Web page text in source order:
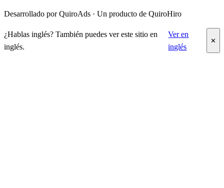
Desarrollado por QuiroAds · Un producto de QuiroHiro
¿Hablas inglés? También puedes ver este sitio en
inglés.
Ver en
inglés
✕